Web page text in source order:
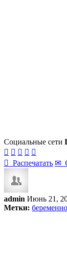
Социальные сети
    
 Распечатать ✉
admin Июнь 21,
Метки: